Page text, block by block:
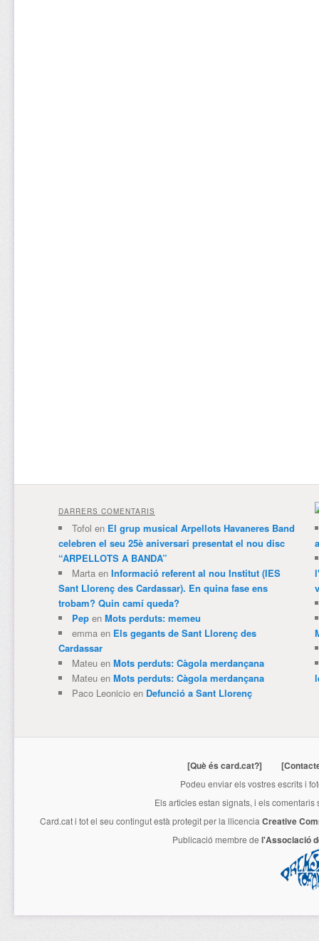
DARRERS COMENTARIS
Tofol en El grup musical Arpellots Havaneres Band
celebren el seu 25è aniversari presentat el nou disc
“ARPELLOTS A BANDA”
Martaen Informació referent al nou Institut (IES
Sant Llorenç des Cardassar). En quina fase ens
trobam? Quin camí queda?
Pepen Mots perduts: memeu
emmaen Els gegants de Sant Llorenç des
Cardassar
Mateuen Mots perduts: Càgola merdançana
Mateuen Mots perduts: Càgola merdançana
Paco Leonicioen Defunció a Sant Llorenç
[Què és card.cat?]
Podeu enviar els vostres escrits i
Els articles estan signats, i els
Card.cati tot el seu contingut està protegit per la llicencia Creative
Publicació membre de l'Associació